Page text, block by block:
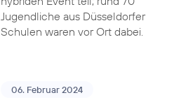
Jugendliche aus Düsseldorfer
Schulen waren vor Ort dabei.
06. Februar 2024